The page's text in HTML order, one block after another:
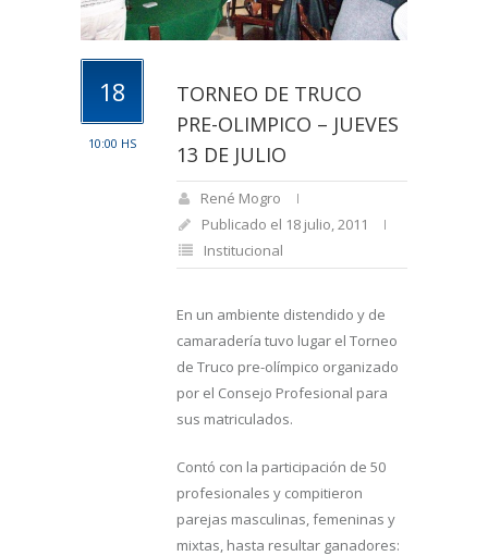
18
10:00 HS
TORNEO DE TRUCO
PRE-OLIMPICO – JUEVES
13 DE JULIO
René Mogro
Publicado el 18 julio, 2011
Institucional
En un ambiente distendido y de
camaradería tuvo lugar el Torneo
de Truco pre-olímpico organizado
por el Consejo Profesional para
sus matriculados.
Contó con la participación de 50
profesionales y compitieron
parejas masculinas, femeninas y
mixtas, hasta resultar ganadores: